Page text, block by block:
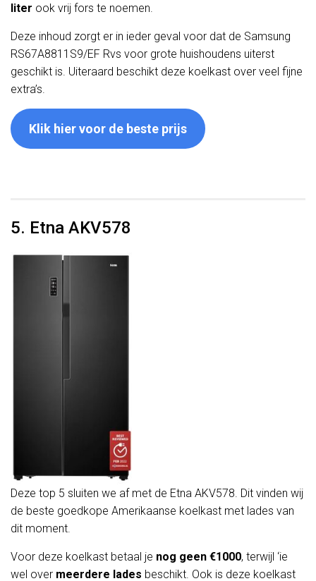
liter ook vrij fors te noemen.
Deze inhoud zorgt er in ieder geval voor dat de Samsung
RS67A8811S9/EF Rvs voor grote huishoudens uiterst
geschikt is. Uiteraard beschikt deze koelkast over veel fijne
extra’s.
Klik hier voor de beste prijs
5. Etna AKV578
Deze top 5 sluiten we af met de Etna AKV578. Dit vinden wij
de beste goedkope Amerikaanse koelkast met lades van
dit moment.
Voor deze koelkast betaal je nog geen €1000, terwijl ‘ie
wel over meerdere lades beschikt. Ook is deze koelkast